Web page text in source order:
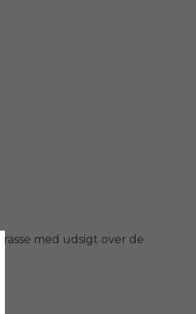
med udsigt over de